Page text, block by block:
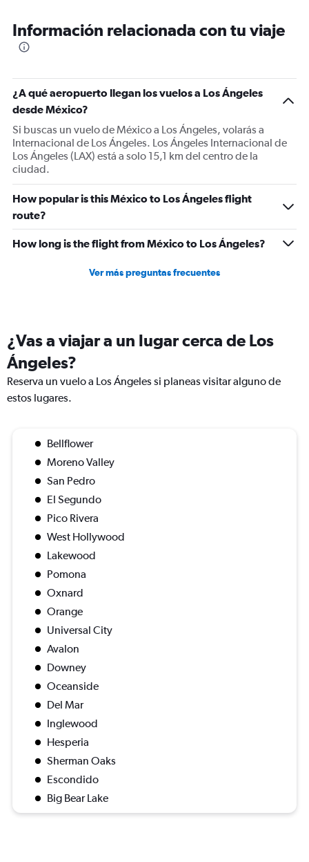
Información relacionada con tu viaje
¿A qué aeropuerto llegan los vuelos a Los Ángeles
desde México?
Si buscas un vuelo de México a Los Ángeles, volarás a
Internacional de Los Ángeles. Los Ángeles Internacional de
Los Ángeles (LAX) está a solo 15,1 km del centro de la
ciudad.
How popular is this México to Los Ángeles flight
route?
How long is the flight from México to Los Ángeles?
Ver más preguntas frecuentes
¿Vas a viajar a un lugar cerca de Los
Ángeles?
Reserva un vuelo a Los Ángeles si planeas visitar alguno de
estos lugares.
Bellflower
Moreno Valley
San Pedro
El Segundo
Pico Rivera
West Hollywood
Lakewood
Pomona
Oxnard
Orange
Universal City
Avalon
Downey
Oceanside
Del Mar
Inglewood
Hesperia
Sherman Oaks
Escondido
Big Bear Lake